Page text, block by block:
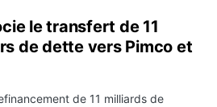
le transfert de 11
de dette vers Pimco et
de 11 milliards de